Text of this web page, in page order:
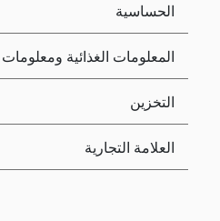
الحساسية
المعلومات الغذائية
التخزين
العلامة التجارية